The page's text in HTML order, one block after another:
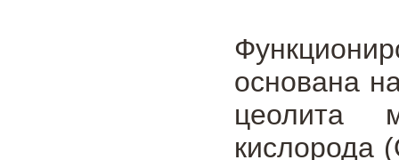
основана
цеолита
кислорода